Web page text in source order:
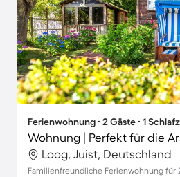
Ferienwohnung ∙ 2 Gäste ∙ 1
Wohnung | Perfekt für die
Loog, Juist, Deutschland
Familienfreundliche Ferienwohnung für